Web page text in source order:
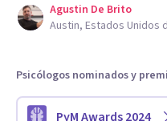
Agustin De Brito
Austin, Estados Unidos
Psicólogos nominados y
PyM Awards 2024